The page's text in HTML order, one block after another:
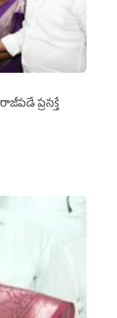
ప్రసక్తే